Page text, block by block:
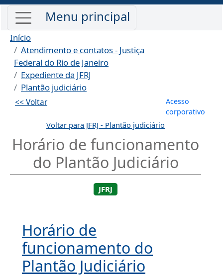
Início
Atendimento e contatos - Justiça
Federal do Rio de Janeiro
Expediente da JFRJ
Plantão judiciário
<< Voltar Menu de
Acesso
corporativo
Voltar para JFRJ - Plantão judiciário
Horário de funcionamento
do Plantão Judiciário
JFRJ
Horário de
funcionamento do
Plantão Judiciário